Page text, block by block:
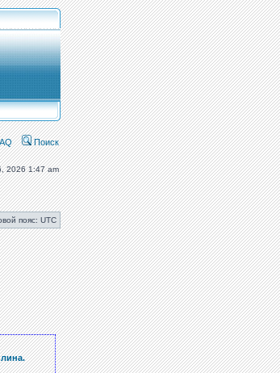
Поиск
2026 1:47 am
пояс: UTC